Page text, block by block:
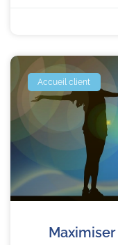
Accueil client
Maximiser